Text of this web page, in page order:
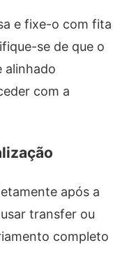
e fixe-o com fita
se de que o
alinhado
com a
após a
transfer ou
completo